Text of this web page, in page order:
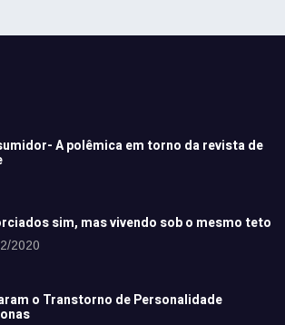
A polêmica em torno da revista de
sim, mas vivendo sob o mesmo teto
2020
o Transtorno de Personalidade